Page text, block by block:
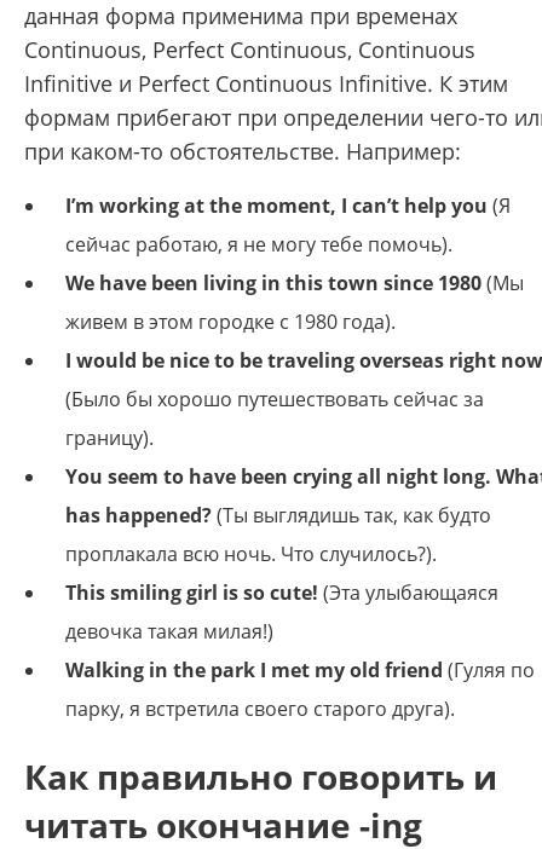
данная форма применима при временах
Continuous, Perfect Continuous, Continuous
Infinitive и Perfect Continuous Infinitive. К этим
формам прибегают при определении чего-то
при каком-то обстоятельстве. Например:
I’m working at the moment, I can’t help you (Я
сейчас работаю, я не могу тебе помочь).
We have been living in this town since 1980(Мы
живем в этом городке с 1980 года).
I would be nice to be traveling overseas right now
(Было бы хорошо путешествовать сейчас за
границу).
You seem to have been crying all night long.
has happened?(Ты выглядишь так, как будто
проплакала всю ночь. Что случилось?).
This smiling girl is so cute! (Эта улыбающаяся
девочка такая милая!)
Walking in the park I met my old friend (Гуляя по
парку, я встретила своего старого друга).
Как правильно говорить и
читать окончание -ing